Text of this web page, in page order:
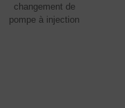
changement de
pompe à injection